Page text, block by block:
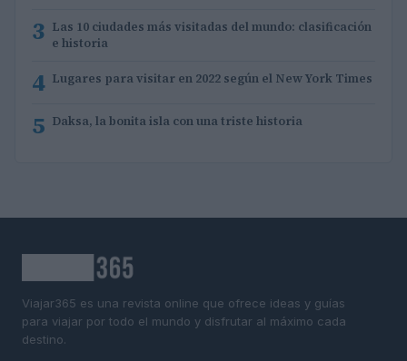
3 Las 10 ciudades más visitadas del mundo: clasificación
e historia
4 Lugares para visitar en 2022 según el New York Times
5 Daksa, la bonita isla con una triste historia
Viajar365 es una revista online que ofrece ideas y guías
para viajar por todo el mundo y disfrutar al máximo cada
destino.